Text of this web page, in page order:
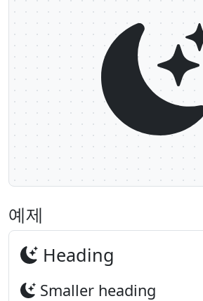
예제
Heading
Smaller heading